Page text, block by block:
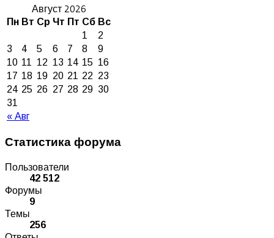
Август 2026
Пн Вт Ср Чт Пт Сб Вс
« Авг
1
2
3
4 5 6 7 8
9
10 11 12 13 14 15 16
17 18 19 20 21 22 23
24 25 26 27 28 29 30
31
Статистика форума
Пользователи
42 512
Форумы
9
Темы
256